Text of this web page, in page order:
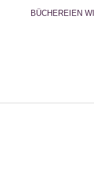
BÜCHEREIEN